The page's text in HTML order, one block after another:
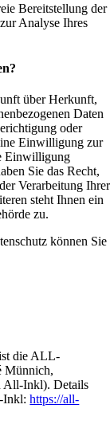
Bereitstellung der
Analyse Ihres
über Herkunft,
Daten
oder
Einwilligung zur
Einwilligung
Sie das Recht,
Verarbeitung Ihrer
steht Ihnen ein
zu.
können Sie
die ALL-
Münnich,
All-Inkl). Details
Inkl:https://all-